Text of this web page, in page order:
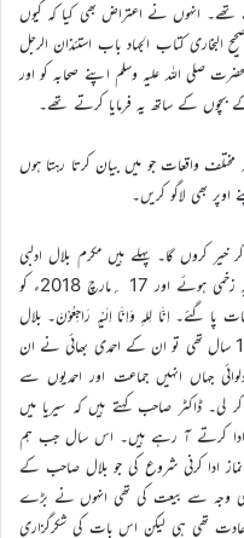
تھے۔ انہوں نے اعتراض بھی کیا کہ کیوں
کتاب الجہاد باب استئذان الرجل
جو آنحضرت صلی اللہ علیہ وسلم اپنے صحابہ کو اور
کے ساتھ یہ فرمایا کرتے تھے۔
واقعات جو میں بیان کرتا رہتا ہوں
بھی لاگو کریں۔
کروں گا۔ پہلے ہیں مکرم بلال ادلبی
صاحب سیریا کے گزشتہ دنوں کار کے حادثہ میں شدید زخمی ہوئے اور 17 ؍مارچ 2018ء کو
گئے۔ اِنَّا لِلہِ وَاِنَّا اِلَیْہِ رَاجِعُوْنَ۔ بلال
صاحب 1978ء میں پیدا ہوئے جب مرحوم کی عمر 17 سال تھی تو ان کے احمدی بھائی نے ان
جہاں انہیں جماعت اور احمدیوں سے
ڈاکٹر صاحب کہتے ہیں کہ سیریا میں
ادا کرتے آ رہے ہیں۔ اس سال جب ہم
ادا کرنی شروع کی جو بلال صاحب کے
وجہ سے بیعت کی تھی انہوں نے بڑے
تھی ہی لیکن اس بات کی شکرگزاری